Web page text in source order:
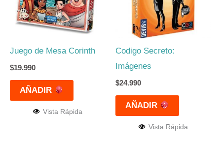
Juego de Mesa Corinth
$19.990
AÑADIR
Vista Rápida
Codigo Secreto:
Imágenes
$24.990
AÑADIR
Vista Rápida